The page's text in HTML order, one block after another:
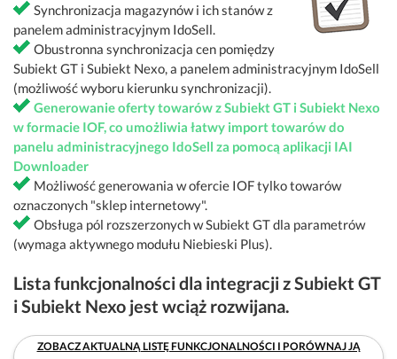
Synchronizacja magazynów i ich stanów z
panelem administracyjnym IdoSell.
Obustronna synchronizacja cen pomiędzy
Subiekt GT i Subiekt Nexo, a panelem administracyjnym IdoSell
(możliwość wyboru kierunku synchronizacji).
Generowanie oferty towarów z Subiekt GT i Subiekt Nexo
w formacie IOF, co umożliwia łatwy import towarów do
panelu administracyjnego IdoSell za pomocą aplikacji IAI
Downloader
Możliwość generowania w ofercie IOF tylko towarów
oznaczonych "sklep internetowy".
Obsługa pól rozszerzonych w Subiekt GT dla parametrów
(wymaga aktywnego modułu Niebieski Plus).
Lista funkcjonalności dla integracji z Subiekt GT
i Subiekt Nexo jest wciąż rozwijana.
ZOBACZ AKTUALNĄ LISTĘ FUNKCJONALNOŚCI I PORÓWNAJ JĄ